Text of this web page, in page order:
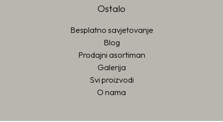
Ostalo
Besplatno savjetovanje
Blog
Prodajni asortiman
Galerija
Svi proizvodi
O nama